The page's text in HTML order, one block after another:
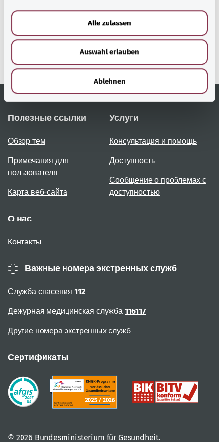
Alle zulassen
Auswahl erlauben
Ablehnen
Bundesministerium für
Gesundheit (Федеральное
министерство
Полезные ссылки
Обзор тем
Примечания для
пользователя
Карта веб-сайта
Услуги
Консультация и помощь
Доступность
Сообщение о проблемах с
доступностью
О нас
Контакты
Важные номера экстренных служб
Служба спасения 112
Дежурная медицинская служба 116117
Другие номера экстренных служб
Сертификаты
© 2026 Bundesministerium für Gesundheit.